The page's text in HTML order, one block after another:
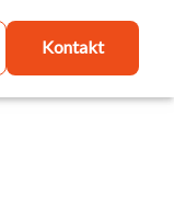
Kontakt